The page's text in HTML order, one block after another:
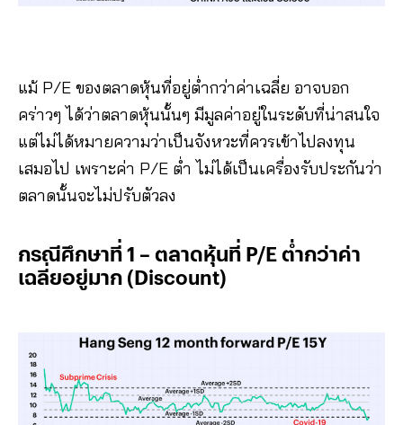
แม้ P/E ของตลาดหุ้นที่อยู่ต่ำกว่าค่าเฉลี่ย อาจบอก
คร่าวๆ ได้ว่าตลาดหุ้นนั้นๆ มีมูลค่าอยู่ในระดับที่น่าสนใจ
แต่ไม่ได้หมายความว่าเป็นจังหวะที่ควรเข้าไปลงทุน
เสมอไป เพราะค่า P/E ต่ำ ไม่ได้เป็นเครื่องรับประกันว่า
ตลาดนั้นจะไม่ปรับตัวลง
กรณีศึกษาที่ 1 – ตลาดหุ้นที่ P/E ต่ำกว่าค่า
เฉลี่ยอยู่มาก (Discount)